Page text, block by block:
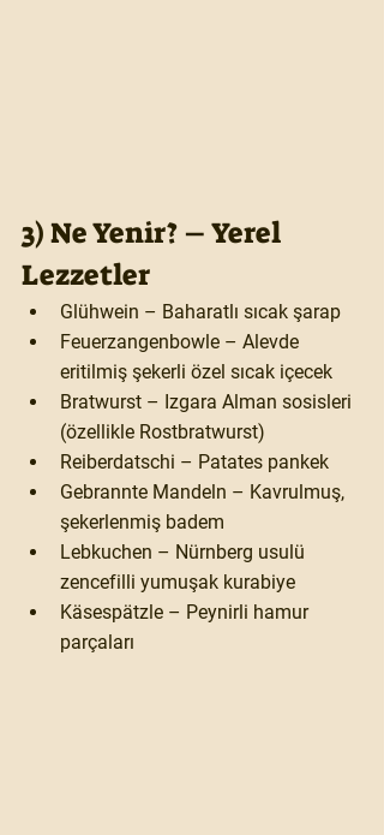
3) Ne Yenir? – Yerel
Lezzetler
Glühwein – Baharatlı sıcak şarap
Feuerzangenbowle – Alevde
eritilmiş şekerli özel sıcak içecek
Bratwurst – Izgara Alman sosisleri
(özellikle Rostbratwurst)
Reiberdatschi – Patates pankek
Gebrannte Mandeln – Kavrulmuş,
şekerlenmiş badem
Lebkuchen – Nürnberg usulü
zencefilli yumuşak kurabiye
Käsespätzle – Peynirli hamur
parçaları